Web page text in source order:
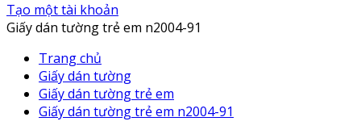
Tạo một tài khoản
Giấy dán tường trẻ em n2004-91
Trang chủ
Giấy dán tường
Giấy dán tường trẻ em
Giấy dán tường trẻ em n2004-91